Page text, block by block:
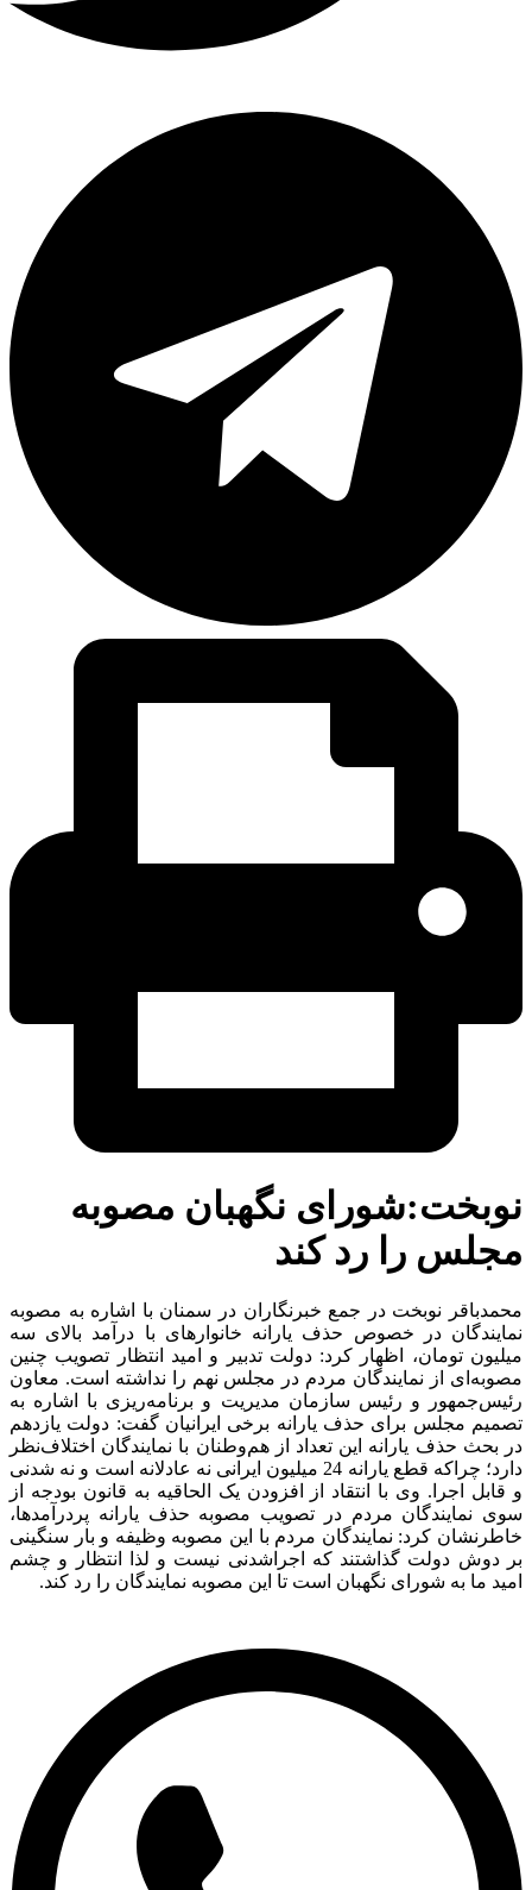
نگهبان مصوبه
را رد کند
نوبخت در جمع خبرنگاران در سمنان با اشاره به مصوبه
در خصوص حذف یارانه خانوارهای با درآمد بالای سه
تومان، اظهار کرد: دولت تدبیر و امید انتظار تصویب چنین
از نمایندگان مردم در مجلس نهم را نداشته است. معاون
و رئیس سازمان مدیریت و برنامه‌ریزی با اشاره به
مجلس برای حذف یارانه برخی ایرانیان گفت: دولت یازدهم
بحث حذف یارانه این تعداد از هم‌وطنان با نمایندگان اختلاف‌نظر
دارد؛ چراکه قطع یارانه 24 میلیون ایرانی نه عادلانه است و نه شدنی
اجرا. وی با انتقاد از افزودن یک الحاقیه به قانون بودجه از
نمایندگان مردم در تصویب مصوبه حذف یارانه پردرآمدها،
کرد: نمایندگان مردم با این مصوبه وظیفه و بار سنگینی
دوش دولت گذاشتند که اجراشدنی نیست و لذا انتظار و چشم
ما به شورای نگهبان است تا این مصوبه نمایندگان را رد کند.